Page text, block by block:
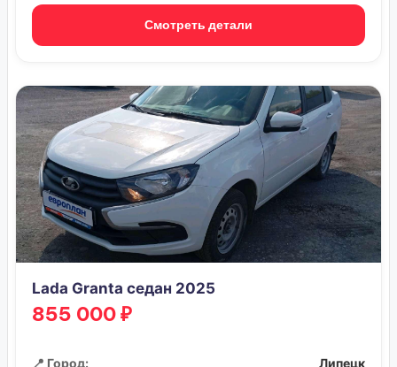
Смотреть детали
Lada Granta седан 2025
855 000 ₽
📍 Город:
Липецк